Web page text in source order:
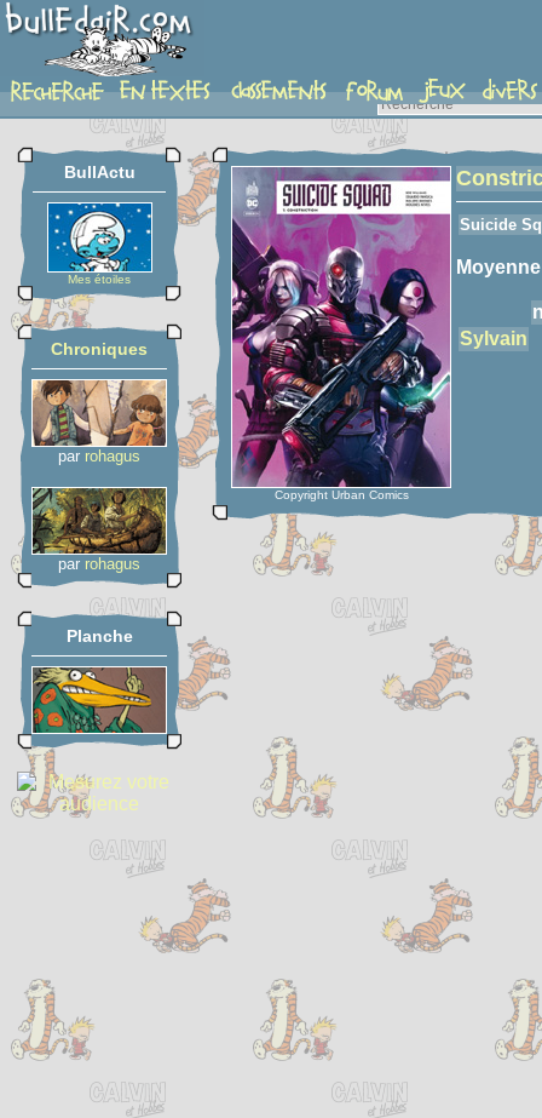
detail-etoiles
BullActu
Mes étoiles
Chroniques
par rohagus
par rohagus
Planche
Copyright Urban Comics
Suicide
Moyenne
Sylvain